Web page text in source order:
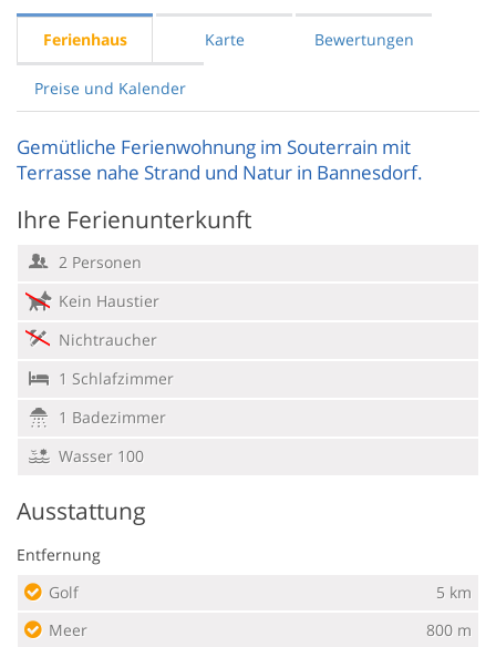
Ferienhaus Karte Bewertungen
Preise und Kalender
Gemütliche Ferienwohnung im Souterrain mit
Terrasse nahe Strand und Natur in Bannesdorf.
Ihre Ferienunterkunft
2 Personen
Kein Haustier
Nichtraucher
1 Schlafzimmer
1 Badezimmer
Wasser 100
Ausstattung
Entfernung
Golf
5 km
Meer
800 m